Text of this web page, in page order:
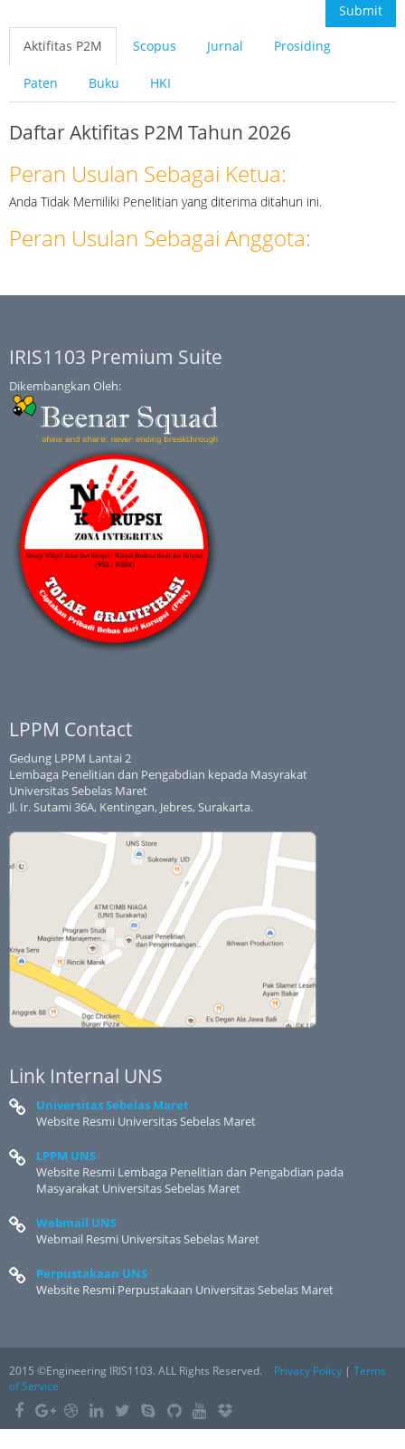
Submit
Aktifitas P2M Scopus Jurnal Prosiding
Paten Buku HKI
Daftar Aktifitas P2M Tahun 2026
Peran Usulan Sebagai Ketua:
Anda Tidak Memiliki Penelitian yang diterima ditahun ini.
Peran Usulan Sebagai Anggota:
IRIS1103 Premium Suite
Dikembangkan Oleh:
LPPM Contact
Gedung LPPM Lantai 2
Lembaga Penelitian dan Pengabdian kepada Masyrakat
Universitas Sebelas Maret
Jl. Ir. Sutami 36A, Kentingan, Jebres, Surakarta.
Link Internal UNS
Universitas Sebelas Maret
Website Resmi Universitas Sebelas Maret
LPPM UNS
Website Resmi Lembaga Penelitian dan Pengabdian pada
Masyarakat Universitas Sebelas Maret
Webmail UNS
Webmail Resmi Universitas Sebelas Maret
Perpustakaan UNS
Website Resmi Perpustakaan Universitas Sebelas Maret
2015 ©Engineering IRIS1103. ALL Rights Reserved. Privacy Policy | Terms
of Service